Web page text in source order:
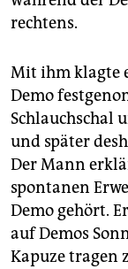
rechtens.
Mit ihm klagte
Demo
Schlauchschal
und später
Der Mann
spontanen
Demo gehört.
auf Demos
Kapuze tragen